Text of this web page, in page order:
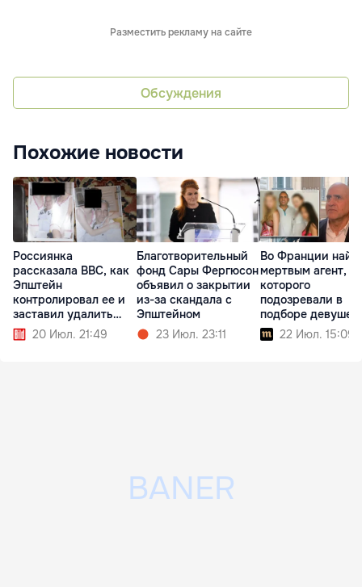
Разместить рекламу на сайте
Обсуждения
Похожие новости
Россиянка
рассказала BBC, как
Эпштейн
контролировал ее и
заставил удалить
татуировку
20 Июл. 21:49
Благотворительный
фонд Сары Фергюсон
объявил о закрытии
из-за скандала с
Эпштейном
23 Июл. 23:11
Во Франции
мертвым агент,
которого
подозревали в
подборе девушек
Эпштейна
22 Июл. 15:09